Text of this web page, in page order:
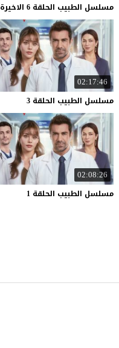
مسلسل الطبيب الحلقة 6 الاخيرة
02:17:46
مسلسل الطبيب الحلقة 3
02:08:26
مسلسل الطبيب الحلقة 1